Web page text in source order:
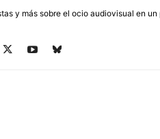
y más sobre el ocio audiovisual en un